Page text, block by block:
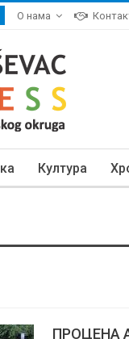
О нама
Култура
ПРОЦЕНА